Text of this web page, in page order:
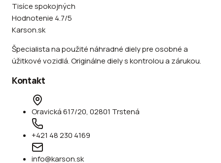
Tisíce spokojných
Hodnotenie 4.7/5
Karson.sk
Špecialista na použité náhradné diely pre osobné a
úžitkové vozidlá. Originálne diely s kontrolou a zárukou.
Kontakt
Oravická 617/20, 02801 Trstená
+421 48 230 4169
info@karson.sk